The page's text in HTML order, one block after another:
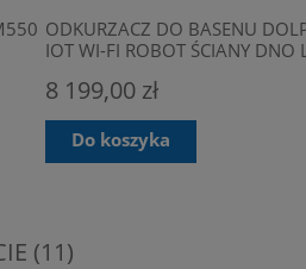
ODKURZACZ DO BASENU
IOT WI-FI ROBOT ŚCIANY DNO
8 199,00 zł
Do koszyka
(11)